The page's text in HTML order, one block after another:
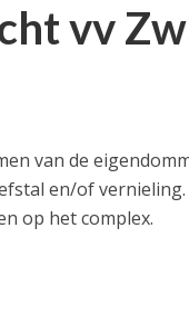
vv
van de
en/of
op het complex.